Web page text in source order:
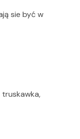
sie być w
truskawka,